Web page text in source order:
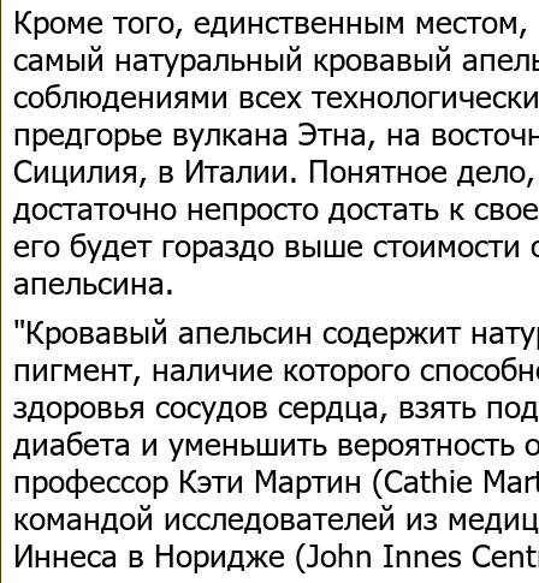
Кроме того, единственным
самый натуральный кровавый
соблюдениями всех
предгорье вулкана Этна, на
Сицилия, в Италии. Понятное
достаточно непросто достать к
его будет гораздо выше
апельсина.
"Кровавый апельсин содержит
пигмент, наличие которого
здоровья сосудов сердца, взять
диабета и уменьшить
профессор Кэти Мартин (Cathie
командой исследователей из
Иннеса в Норидже (John Innes